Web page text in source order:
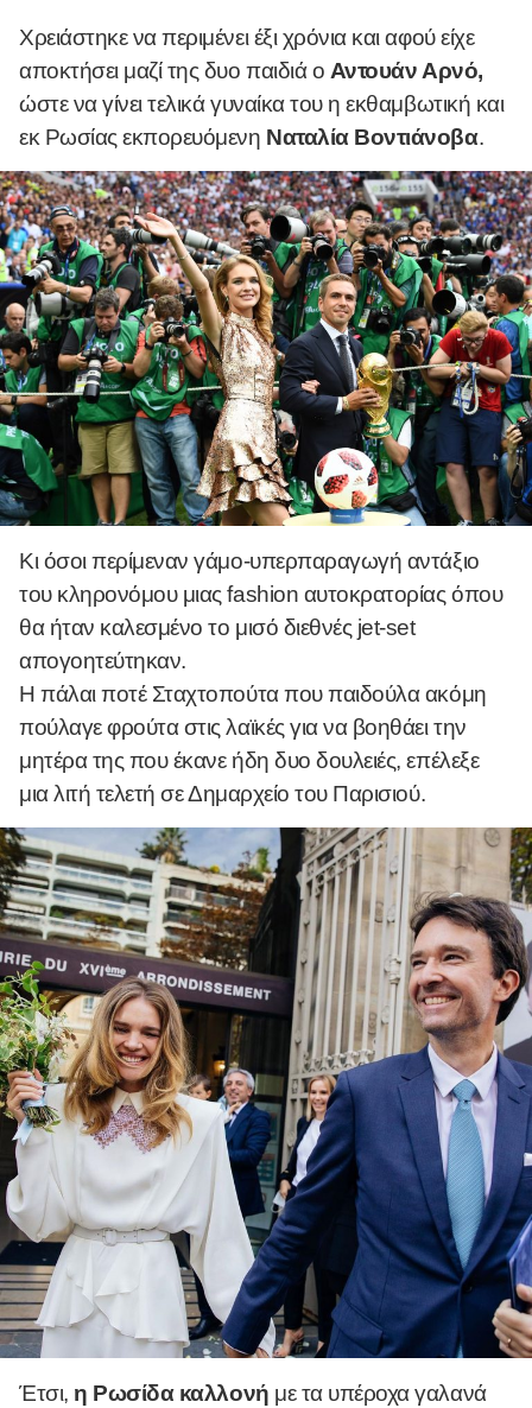
Χρειάστηκε να περιμένει έξι χρόνια και αφού είχε
αποκτήσει μαζί της δυο παιδιά ο Αντουάν Αρνό,
ώστε να γίνει τελικά γυναίκα του η εκθαμβωτική και
εκ Ρωσίας εκπορευόμενη Ναταλία Βοντιάνοβα.
Κι όσοι περίμεναν γάμο-υπερπαραγωγή αντάξιο
του κληρονόμου μιας fashion αυτοκρατορίας όπου
θα ήταν καλεσμένο το μισό διεθνές jet-set
απογοητεύτηκαν.
Η πάλαι ποτέ Σταχτοπούτα που παιδούλα ακόμη
πούλαγε φρούτα στις λαϊκές για να βοηθάει την
μητέρα της που έκανε ήδη δυο δουλειές, επέλεξε
μια λιτή τελετή σε Δημαρχείο του Παρισιού.
Έτσι, η Ρωσίδα καλλονή με τα υπέροχα γαλανά